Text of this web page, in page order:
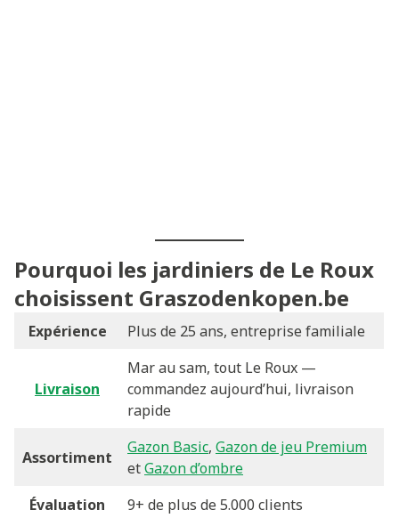
Pourquoi les jardiniers de Le Roux
choisissent Graszodenkopen.be
Expérience Plus de 25 ans, entreprise familiale
Livraison
Mar au sam, tout Le Roux —
commandez aujourd’hui, livraison
rapide
Assortiment
Gazon Basic, Gazon de jeu Premium
etGazon d’ombre
Évaluation
9+ de plus de 5.000 clients